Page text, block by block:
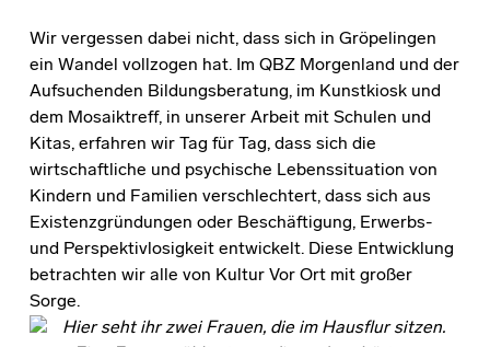
Wir vergessen dabei nicht, dass sich in Gröpelingen
ein Wandel vollzogen hat. Im QBZ Morgenland und der
Aufsuchenden Bildungsberatung, im Kunstkiosk und
dem Mosaiktreff, in unserer Arbeit mit Schulen und
Kitas, erfahren wir Tag für Tag, dass sich die
wirtschaftliche und psychische Lebenssituation von
Kindern und Familien verschlechtert, dass sich aus
Existenzgründungen oder Beschäftigung, Erwerbs-
und Perspektivlosigkeit entwickelt. Diese Entwicklung
betrachten wir alle von Kultur Vor Ort mit großer
Sorge.